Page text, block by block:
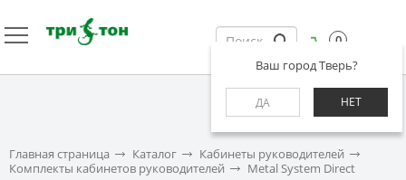
Ваш город Тверь?
ДА НЕТ
0
Главная страница Каталог
Кабинеты руководителей
Комплекты кабинетов руководителей
Metal System Direct